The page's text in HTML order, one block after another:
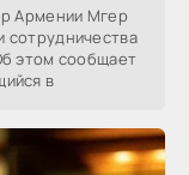
Армении Мгер
сотрудничества
этом сообщает
в